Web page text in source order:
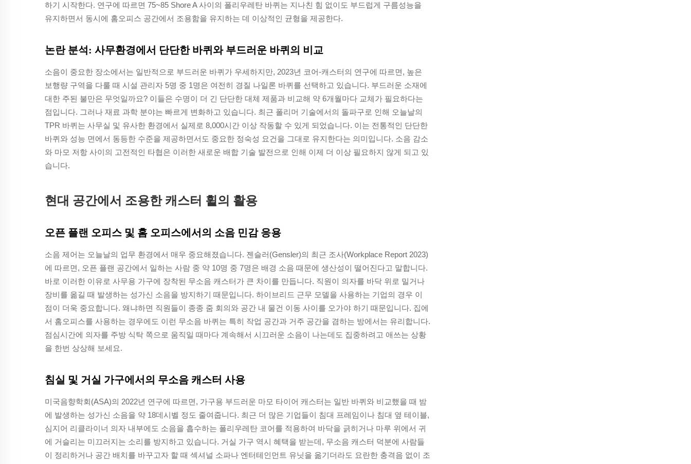
하기 시작한다. 연구에 따르면 75~85 Shore A 사이의 폴리우레탄 바퀴는 지나친 힘 없이도 부드럽게 구름성능을
유지하면서 동시에 홈오피스 공간에서 조용함을 유지하는 데 이상적인 균형을 제공한다.
논란 분석: 사무환경에서 단단한 바퀴와 부드러운 바퀴의 비교
소음이 중요한 장소에서는 일반적으로 부드러운 바퀴가 우세하지만, 2023년 코어-캐스터의 연구에 따르면, 높은
보행량 구역을 다룰 때 시설 관리자 5명 중 1명은 여전히 경질 나일론 바퀴를 선택하고 있습니다. 부드러운 소재에
대한 주된 불만은 무엇일까요? 이들은 수명이 더 긴 단단한 대체 제품과 비교해 약 6개월마다 교체가 필요하다는
점입니다. 그러나 재료 과학 분야는 빠르게 변화하고 있습니다. 최근 폴리머 기술에서의 돌파구로 인해 오늘날의
TPR 바퀴는 사무실 및 유사한 환경에서 실제로 8,000시간 이상 작동할 수 있게 되었습니다. 이는 전통적인 단단한
바퀴와 성능 면에서 동등한 수준을 제공하면서도 중요한 정숙성 요건을 그대로 유지한다는 의미입니다. 소음 감소
와 마모 저항 사이의 고전적인 타협은 이러한 새로운 배합 기술 발전으로 인해 이제 더 이상 필요하지 않게 되고 있
습니다.
현대 공간에서 조용한 캐스터 휠의 활용
오픈 플랜 오피스 및 홈 오피스에서의 소음 민감 응용
소음 제어는 오늘날의 업무 환경에서 매우 중요해졌습니다. 젠슬러(Gensler)의 최근 조사(Workplace Report 2023)
에 따르면, 오픈 플랜 공간에서 일하는 사람 중 약 10명 중 7명은 배경 소음 때문에 생산성이 떨어진다고 말합니다.
바로 이러한 이유로 사무용 가구에 장착된 무소음 캐스터가 큰 차이를 만듭니다. 직원이 의자를 바닥 위로 밀거나
장비를 옮길 때 발생하는 성가신 소음을 방지하기 때문입니다. 하이브리드 근무 모델을 사용하는 기업의 경우 이
점이 더욱 중요합니다. 왜냐하면 직원들이 종종 줌 회의와 공간 내 물건 이동 사이를 오가야 하기 때문입니다. 집에
서 홈오피스를 사용하는 경우에도 이런 무소음 바퀴는 특히 작업 공간과 거주 공간을 겸하는 방에서는 유리합니다.
점심시간에 의자를 주방 식탁 쪽으로 움직일 때마다 계속해서 시끄러운 소음이 나는데도 집중하려고 애쓰는 상황
을 한번 상상해 보세요.
침실 및 거실 가구에서의 무소음 캐스터 사용
미국음향학회(ASA)의 2022년 연구에 따르면, 가구용 부드러운 마모 타이어 캐스터는 일반 바퀴와 비교했을 때 밤
에 발생하는 성가신 소음을 약 18데시벨 정도 줄여줍니다. 최근 더 많은 기업들이 침대 프레임이나 침대 옆 테이블,
심지어 리클라이너 의자 내부에도 소음을 흡수하는 폴리우레탄 코어를 적용하여 바닥을 긁히거나 마루 위에서 귀
에 거슬리는 미끄러지는 소리를 방지하고 있습니다. 거실 가구 역시 혜택을 받는데, 무소음 캐스터 덕분에 사람들
이 정리하거나 공간 배치를 바꾸고자 할 때 섹셔널 소파나 엔터테인먼트 유닛을 옮기더라도 요란한 충격음 없이 조